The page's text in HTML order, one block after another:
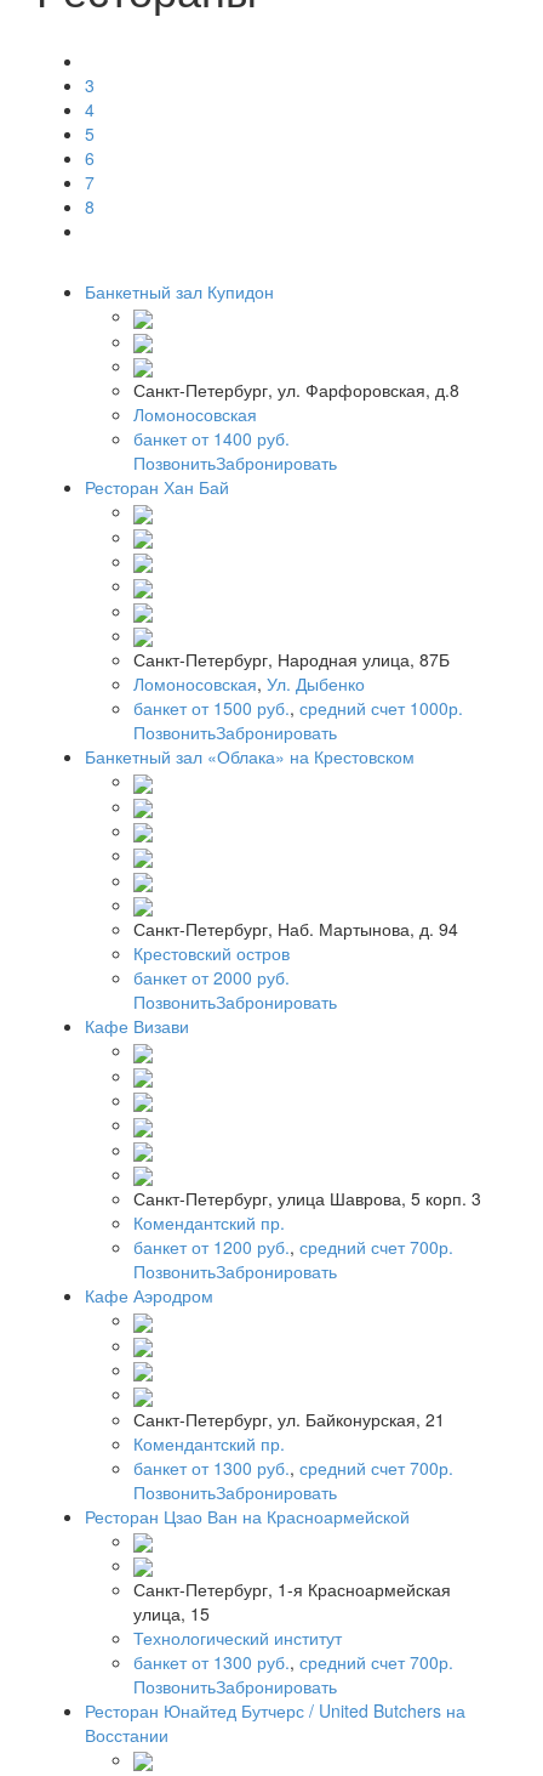
3
4
5
6
7
8
Банкетный зал Купидон
Санкт-Петербург, ул. Фарфоровская, д.8
Ломоносовская
банкет от 1400 руб.
ПозвонитьЗабронировать
Ресторан Хан Бай
Санкт-Петербург, Народная улица, 87Б
Ломоносовская, Ул. Дыбенко
банкет от 1500 руб., средний счет 1000р.
ПозвонитьЗабронировать
Банкетный зал «Облака» на Крестовском
Санкт-Петербург, Наб. Мартынова, д. 94
Крестовский остров
банкет от 2000 руб.
ПозвонитьЗабронировать
Кафе Визави
Санкт-Петербург, улица Шаврова, 5 корп. 3
Комендантский пр.
банкет от 1200 руб., средний счет 700р.
ПозвонитьЗабронировать
Кафе Аэродром
Санкт-Петербург, ул. Байконурская, 21
Комендантский пр.
банкет от 1300 руб., средний счет 700р.
ПозвонитьЗабронировать
Ресторан Цзао Ван на Красноармейской
Санкт-Петербург, 1-я Красноармейская
улица, 15
Технологический институт
банкет от 1300 руб., средний счет 700р.
ПозвонитьЗабронировать
Ресторан Юнайтед Бутчерс / United Butchers на
Восстании